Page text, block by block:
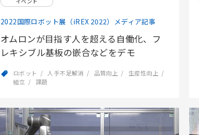
2022国際ロボット展（iREX 2022）メディア記事
オムロンが目指す人を超える自働化、フ
レキシブル基板の嵌合などをデモ
ロボット 人手不足解消 品質向上
生産性向上
組立
課題